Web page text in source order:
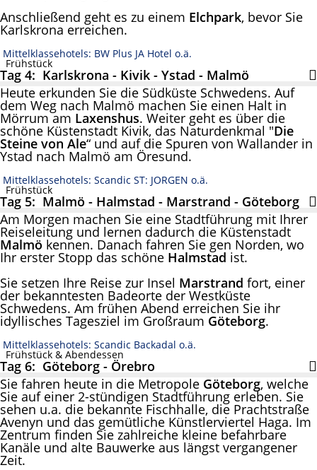
Anschließend geht es zu einem Elchpark, bevor Sie
Karlskrona erreichen.
Mittelklassehotels: BW Plus JA Hotel o.ä.
Frühstück
Tag 4: Karlskrona - Kivik - Ystad - Malmö
Heute erkunden Sie die Südküste Schwedens. Auf
dem Weg nach Malmö machen Sie einen Halt in
Mörrum am Laxenshus. Weiter geht es über die
schöne Küstenstadt Kivik, das Naturdenkmal "Die
Steine von Ale“ und auf die Spuren von Wallander in
Ystad nach Malmö am Öresund.
Mittelklassehotels: Scandic ST: JORGEN o.ä.
Frühstück
Tag 5: Malmö - Halmstad - Marstrand - Göteborg
Am Morgen machen Sie eine Stadtführung mit Ihrer
Reiseleitung und lernen dadurch die Küstenstadt
Malmö kennen. Danach fahren Sie gen Norden, wo
Ihr erster Stopp das schöne Halmstad ist.
Sie setzen Ihre Reise zur Insel Marstrand fort, einer
der bekanntesten Badeorte der Westküste
Schwedens. Am frühen Abend erreichen Sie ihr
idyllisches Tagesziel im Großraum Göteborg.
Mittelklassehotels: Scandic Backadal o.ä.
Frühstück & Abendessen
Tag 6: Göteborg - Örebro
Sie fahren heute in die Metropole Göteborg, welche
Sie auf einer 2-stündigen Stadtführung erleben. Sie
sehen u.a. die bekannte Fischhalle, die Prachtstraße
Avenyn und das gemütliche Künstlerviertel Haga. Im
Zentrum finden Sie zahlreiche kleine befahrbare
Kanäle und alte Bauwerke aus längst vergangener
Zeit.